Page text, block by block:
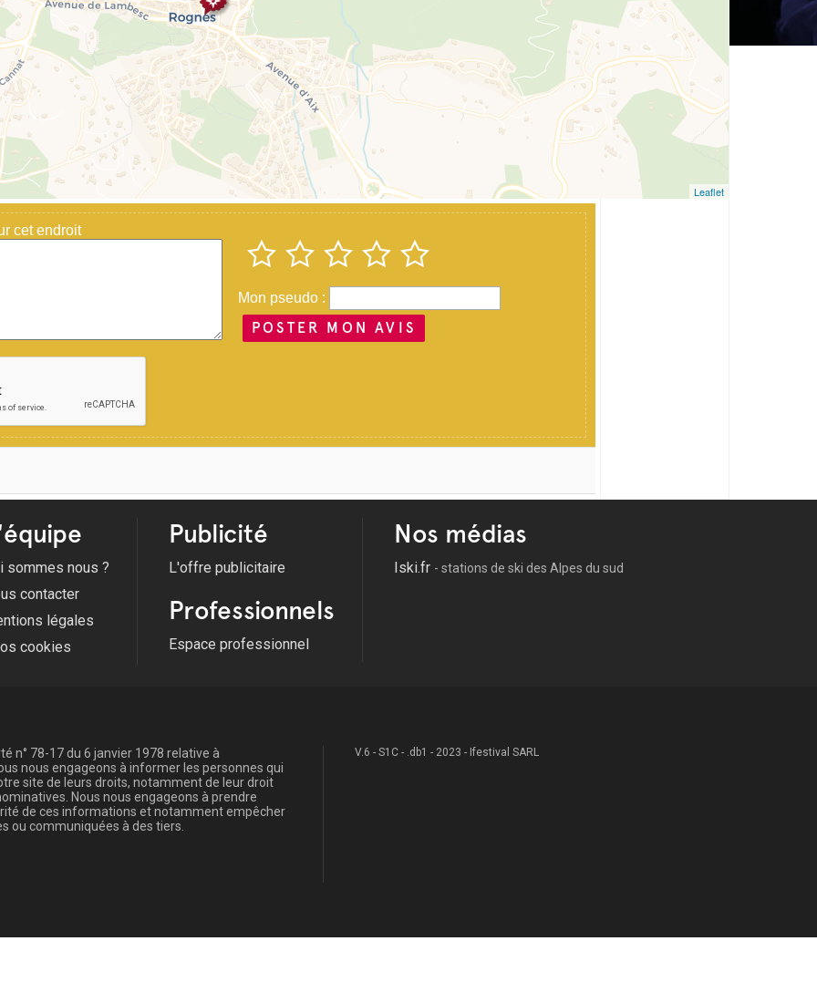
Leaflet
cet endroit
Mon pseudo :
POSTER MON AVIS
sommes nous ?
contacter
légales
cookies
Publicité
L'offre publicitaire
Professionnels
Espace professionnel
Nos médias
Iski.fr - stations de ski des Alpes du sud
n° 78-17 du 6 janvier 1978 relative à
nous engageons à informer les personnes qui
site de leurs droits, notamment de leur droit
Nous nous engageons à prendre
de ces informations et notamment empêcher
ou communiquées à des tiers.
V.6 - S1C - .db1 - 2023 - Ifestival SARL